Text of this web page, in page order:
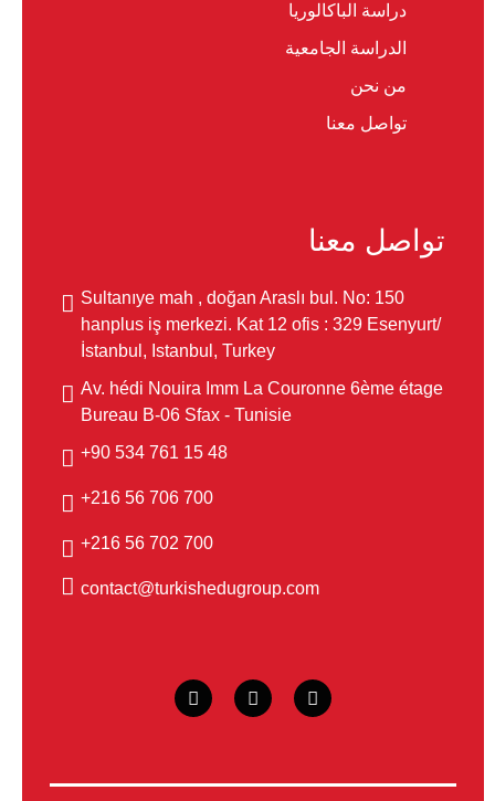
دراسة الباكالوريا
الدراسة الجامعية
من نحن
تواصل معنا
تواصل معنا
Sultanıye mah , doğan Araslı bul. No: 150
hanplus iş merkezi. Kat 12 ofis : 329 Esenyurt/
İstanbul, Istanbul, Turkey
Av. hédi Nouira Imm La Couronne 6ème étage
Bureau B-06 Sfax - Tunisie
48 15 761 534 90+
700 706 56 216+
700 702 56 216+
contact@turkishedugroup.com